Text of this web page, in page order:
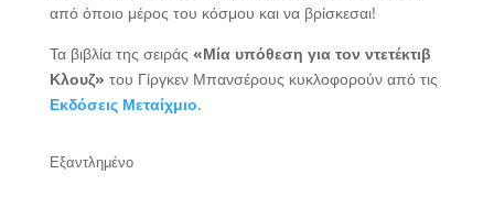
από όποιο μέρος του κόσμου και να βρίσκεσαι!
Τα βιβλία της σειράς «Μία υπόθεση για τον ντετέκτιβ
Κλουζ» του Γίργκεν Μπανσέρους κυκλοφορούν από τις
Εκδόσεις Μεταίχμιο.
Εξαντλημένο